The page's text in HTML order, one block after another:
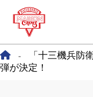
-
「十三機兵防
弾が決定！